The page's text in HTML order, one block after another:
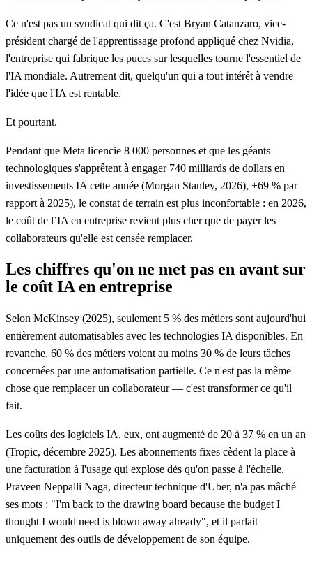
Ce n'est pas un syndicat qui dit ça. C'est Bryan Catanzaro, vice-
président chargé de l'apprentissage profond appliqué chez Nvidia,
l'entreprise qui fabrique les puces sur lesquelles tourne l'essentiel de
l'IA mondiale. Autrement dit, quelqu'un qui a tout intérêt à vendre
l'idée que l'IA est rentable.
Et pourtant.
Pendant que Meta licencie 8 000 personnes et que les géants
technologiques s'apprêtent à engager 740 milliards de dollars en
investissements IA cette année (Morgan Stanley, 2026), +69 % par
rapport à 2025), le constat de terrain est plus inconfortable : en 2026,
le coût de l’IA en entreprise revient plus cher que de payer les
collaborateurs qu'elle est censée remplacer.
Les chiffres qu'on ne met pas en avant sur
le coût IA en entreprise
Selon McKinsey (2025), seulement 5 % des métiers sont aujourd'hui
entièrement automatisables avec les technologies IA disponibles. En
revanche, 60 % des métiers voient au moins 30 % de leurs tâches
concernées par une automatisation partielle. Ce n'est pas la même
chose que remplacer un collaborateur — c'est transformer ce qu'il
fait.
Les coûts des logiciels IA, eux, ont augmenté de 20 à 37 % en un an
(Tropic, décembre 2025). Les abonnements fixes cèdent la place à
une facturation à l'usage qui explose dès qu'on passe à l'échelle.
Praveen Neppalli Naga, directeur technique d'Uber, n'a pas mâché
ses mots : "I'm back to the drawing board because the budget I
thought I would need is blown away already", et il parlait
uniquement des outils de développement de son équipe.